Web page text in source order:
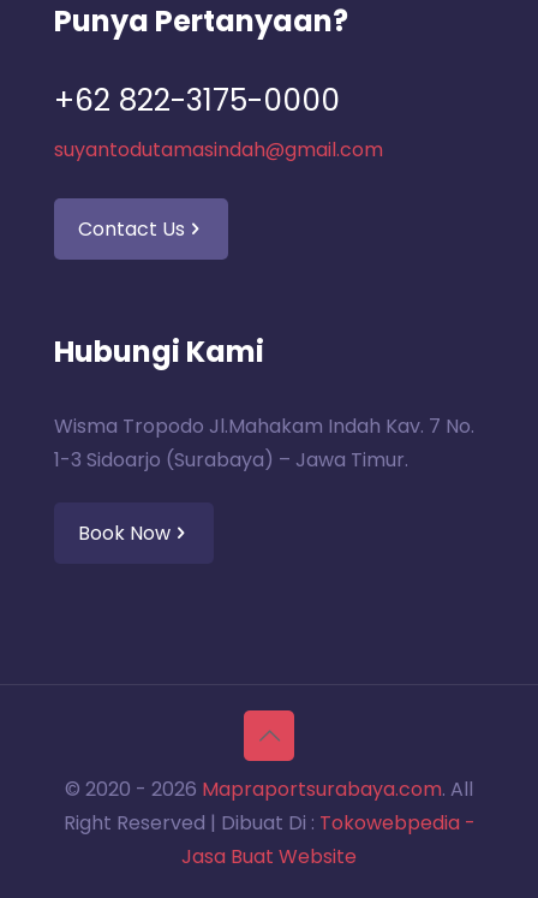
Punya Pertanyaan?
+62 822-3175-0000
suyantodutamasindah@gmail.com
Contact Us
Hubungi Kami
Wisma Tropodo Jl.Mahakam Indah Kav. 7 No.
1-3 Sidoarjo (Surabaya) – Jawa Timur.
Book Now
© 2020 - 2026 Mapraportsurabaya.com. All
Right Reserved | Dibuat Di : Tokowebpedia -
Jasa Buat Website